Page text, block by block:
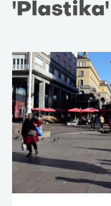
'Plastika'